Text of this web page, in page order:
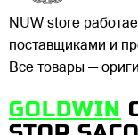
NUW store
поставщиками и
Все товары —
GOLDWIN